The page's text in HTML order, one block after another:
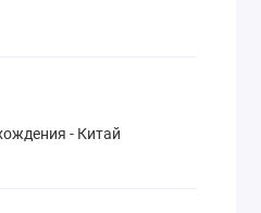
- Китай